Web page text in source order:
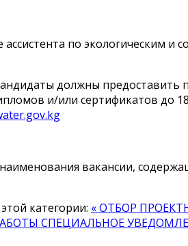
ассистента по
должны предоставить
и/или сертификатов до
вакансии,
категории: « ОТБОР
СПЕЦИАЛЬНОЕ